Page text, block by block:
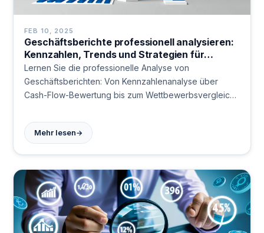
FEB 10, 2025
Geschäftsberichte professionell analysieren:
Kennzahlen, Trends und Strategien für
Finanzexperten
Lernen Sie die professionelle Analyse von
Geschäftsberichten: Von Kennzahlenanalyse über
Cash-Flow-Bewertung bis zum Wettbewerbsvergleich.
Finanzentscheidungen. Jetzt lesen!
Mehr lesen→